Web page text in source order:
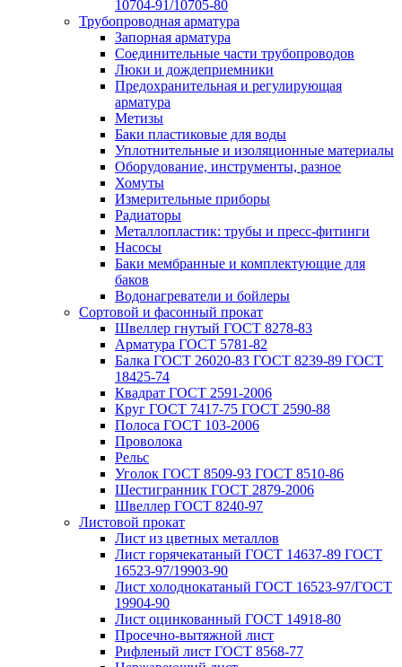
10704-91/10705-80
Трубопроводная арматура
Запорная арматура
Соединительные части трубопроводов
Люки и дождеприемники
Предохранительная и регулирующая
арматура
Метизы
Баки пластиковые для воды
Уплотнительные и изоляционные материалы
Оборудование, инструменты, разное
Хомуты
Измерительные приборы
Радиаторы
Металлопластик: трубы и пресс-фитинги
Насосы
Баки мембранные и комплектующие для
баков
Водонагреватели и бойлеры
Сортовой и фасонный прокат
Швеллер гнутый ГОСТ 8278-83
Арматура ГОСТ 5781-82
Балка ГОСТ 26020-83 ГОСТ 8239-89 ГОСТ
18425-74
Квадрат ГОСТ 2591-2006
Круг ГОСТ 7417-75 ГОСТ 2590-88
Полоса ГОСТ 103-2006
Проволока
Рельс
Уголок ГОСТ 8509-93 ГОСТ 8510-86
Шестигранник ГОСТ 2879-2006
Швеллер ГОСТ 8240-97
Листовой прокат
Лист из цветных металлов
Лист горячекатаный ГОСТ 14637-89 ГОСТ
16523-97/19903-90
Лист холоднокатаный ГОСТ 16523-97/ГОСТ
19904-90
Лист оцинкованный ГОСТ 14918-80
Просечно-вытяжной лист
Рифленый лист ГОСТ 8568-77